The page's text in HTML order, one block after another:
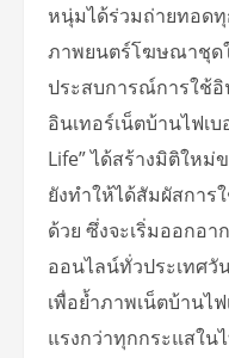
หนุ่มได้ร่วมถ่ายทอด
ภาพยนตร์โฆษณาชุด
ประสบการณ์การใช้อิ
อินเทอร์เน็ตบ้านไฟเบ
Life” ได้สร้างมิติใหม่
ยังทำให้ได้สัมผัสการ
ด้วย ซึ่งจะเริ่มออกอ
ออนไลน์ทั่วประเทศ
เพื่อย้ำภาพเน็ตบ้านไ
แรงกว่าทุกกระแสใน